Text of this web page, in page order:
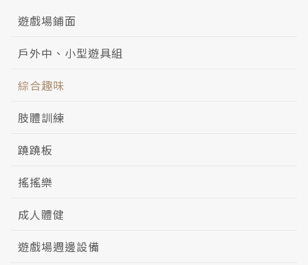
遊戲場鋪面
戶外中、小型遊具組
綜合趣味
肢體訓練
蹺蹺板
搖搖樂
成人體健
遊戲場週邊設備